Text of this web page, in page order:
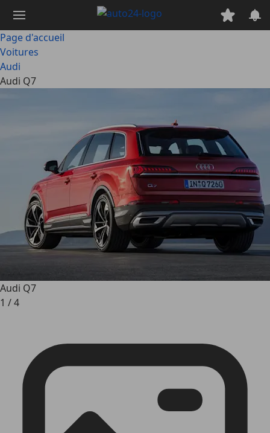
contenu
principal
Page d'accueil
Voitures
Audi
Audi Q7
Audi Q7
1 /4